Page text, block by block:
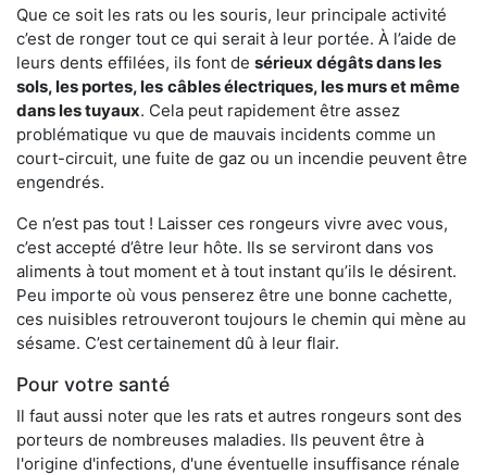
Que ce soit les rats ou les souris, leur principale activité
c’est de ronger tout ce qui serait à leur portée. À l’aide de
leurs dents effilées, ils font de sérieux dégâts dans les
sols, les portes, les câbles électriques, les murs et même
dans les tuyaux. Cela peut rapidement être assez
problématique vu que de mauvais incidents comme un
court-circuit, une fuite de gaz ou un incendie peuvent être
engendrés.
Ce n’est pas tout ! Laisser ces rongeurs vivre avec vous,
c’est accepté d’être leur hôte. Ils se serviront dans vos
aliments à tout moment et à tout instant qu’ils le désirent.
Peu importe où vous penserez être une bonne cachette,
ces nuisibles retrouveront toujours le chemin qui mène au
sésame. C’est certainement dû à leur flair.
Pour votre santé
Il faut aussi noter que les rats et autres rongeurs sont des
porteurs de nombreuses maladies. Ils peuvent être à
l'origine d'infections, d'une éventuelle insuffisance rénale